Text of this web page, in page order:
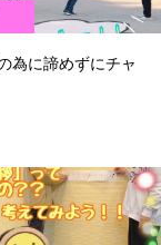
為に諦めずにチャ